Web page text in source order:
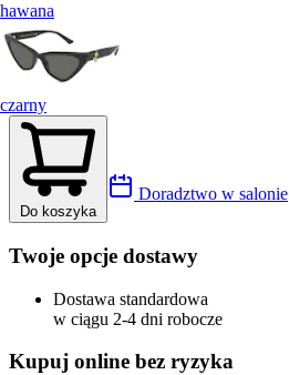
hawana
czarny
Do koszyka
Doradztwo w salonie
Twoje opcje dostawy
Dostawa standardowa
w ciągu 2-4 dni robocze
Kupuj online bez ryzyka